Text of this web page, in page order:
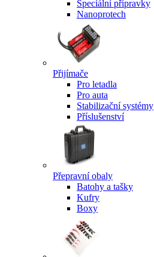
Speciální přípravky
Nanoprotech
Přijímače
Pro letadla
Pro auta
Stabilizační systémy
Příslušenství
Přepravní obaly
Batohy a tašky
Kufry
Boxy